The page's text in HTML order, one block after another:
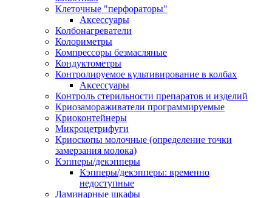
Клеточные "перфораторы"
Аксессуары
Колбонагреватели
Колориметры
Компрессоры безмасляные
Кондуктометры
Контролируемое культивирование в колбах
Аксессуары
Контроль стерильности препаратов и изделий
Криозамораживатели программируемые
Криоконтейнеры
Микроцетрифуги
Криоскопы молочные (определение точки
замерзания молока)
Кэпперы/декэпперы
Кэпперы/декэпперы: временно
недоступные
Ламинарные шкафы